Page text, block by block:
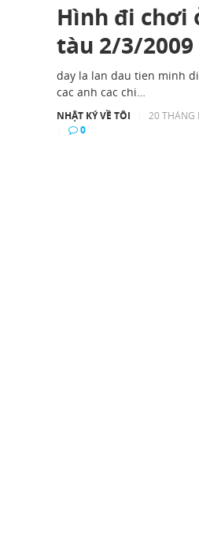
Hình đi chơi
tàu 2/3/2009
day la lan dau tien minh
cac anh cac chi…
NHẬT KÝ VỀ TÔI 20 THÁNG
0